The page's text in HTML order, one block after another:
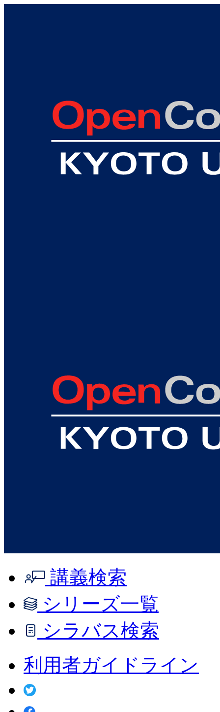
講義検索
シリーズ一覧
シラバス検索
利用者ガイドライン